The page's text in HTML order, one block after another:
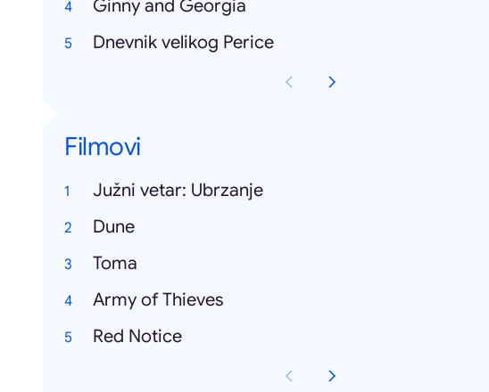
Ginny and Georgia
Dnevnik velikog Perice
Filmovi
Južni vetar: Ubrzanje
Dune
Toma
Army of Thieves
Red Notice